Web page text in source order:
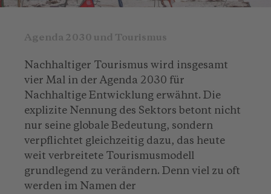
Agenda 2030 und Tourismus
Nachhaltiger Tourismus wird insgesamt
vier Mal in der Agenda 2030 für
Nachhaltige Entwicklung erwähnt. Die
explizite Nennung des Sektors betont nicht
nur seine globale Bedeutung, sondern
verpflichtet gleichzeitig dazu, das heute
weit verbreitete Tourismusmodell
grundlegend zu verändern. Denn viel zu oft
werden im Namen der